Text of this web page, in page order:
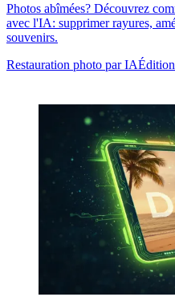
Photos abîmées? Découvrez
avec l'IA: supprimer rayures,
souvenirs.
Restauration photo par IA